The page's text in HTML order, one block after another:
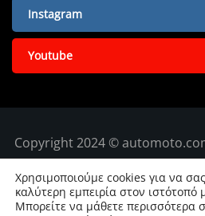
Instagram
Youtube
Copyright 2024 ©
Χρησιμοποιούμε cookies για να
καλύτερη εμπειρία στον ιστότοπό
Μπορείτε να μάθετε περισσότερα